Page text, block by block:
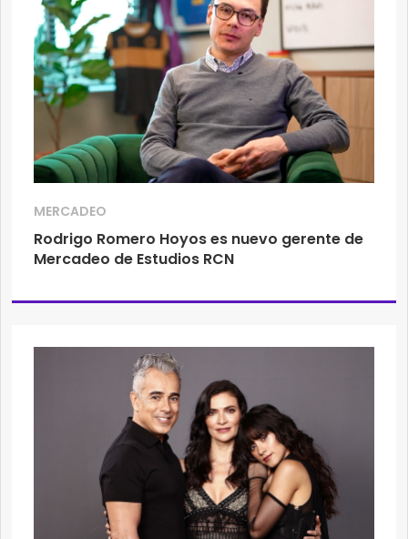
MERCADEO
Rodrigo Romero Hoyos es nuevo gerente de
Mercadeo de Estudios RCN